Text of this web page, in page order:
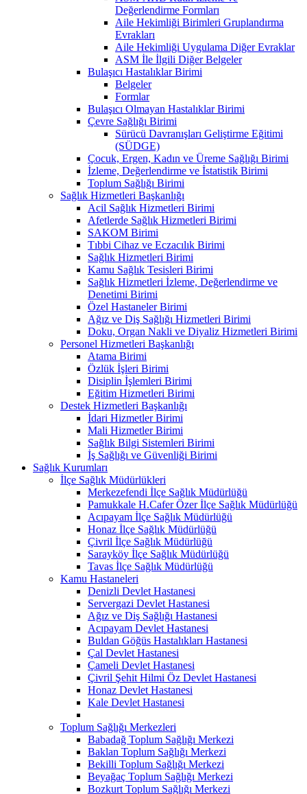
Değerlendirme Formları
Aile Hekimliği Birimleri Gruplandırma
Evrakları
Aile Hekimliği Uygulama Diğer Evraklar
ASM İle İlgili Diğer Belgeler
Bulaşıcı Hastalıklar Birimi
Belgeler
Formlar
Bulaşıcı Olmayan Hastalıklar Birimi
Çevre Sağlığı Birimi
Sürücü Davranışları Geliştirme Eğitimi
(SÜDGE)
Çocuk, Ergen, Kadın ve Üreme Sağlığı Birimi
İzleme, Değerlendirme ve İstatistik Birimi
Toplum Sağlığı Birimi
Sağlık Hizmetleri Başkanlığı
Acil Sağlık Hizmetleri Birimi
Afetlerde Sağlık Hizmetleri Birimi
SAKOM Birimi
Tıbbi Cihaz ve Eczacılık Birimi
Sağlık Hizmetleri Birimi
Kamu Sağlık Tesisleri Birimi
Sağlık Hizmetleri İzleme, Değerlendirme ve
Denetimi Birimi
Özel Hastaneler Birimi
Ağız ve Diş Sağlığı Hizmetleri Birimi
Doku, Organ Nakli ve Diyaliz Hizmetleri Birimi
Personel Hizmetleri Başkanlığı
Atama Birimi
Özlük İşleri Birimi
Disiplin İşlemleri Birimi
Eğitim Hizmetleri Birimi
Destek Hizmetleri Başkanlığı
İdari Hizmetler Birimi
Mali Hizmetler Birimi
Sağlık Bilgi Sistemleri Birimi
İş Sağlığı ve Güvenliği Birimi
Sağlık Kurumları
İlçe Sağlık Müdürlükleri
Merkezefendi İlçe Sağlık Müdürlüğü
Pamukkale H.Cafer Özer İlçe Sağlık Müdürlüğü
Acıpayam İlçe Sağlık Müdürlüğü
Honaz İlçe Sağlık Müdürlüğü
Çivril İlçe Sağlık Müdürlüğü
Sarayköy İlçe Sağlık Müdürlüğü
Tavas İlçe Sağlık Müdürlüğü
Kamu Hastaneleri
Denizli Devlet Hastanesi
Servergazi Devlet Hastanesi
Ağız ve Diş Sağlığı Hastanesi
Acıpayam Devlet Hastanesi
Buldan Göğüs Hastalıkları Hastanesi
Çal Devlet Hastanesi
Çameli Devlet Hastanesi
Çivril Şehit Hilmi Öz Devlet Hastanesi
Honaz Devlet Hastanesi
Kale Devlet Hastanesi
Toplum Sağlığı Merkezleri
Babadağ Toplum Sağlığı Merkezi
Baklan Toplum Sağlığı Merkezi
Bekilli Toplum Sağlığı Merkezi
Beyağaç Toplum Sağlığı Merkezi
Bozkurt Toplum Sağlığı Merkezi